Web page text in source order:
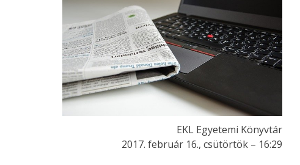
EKL Egyetemi Könyvtár
2017. február 16., csütörtök – 16:29